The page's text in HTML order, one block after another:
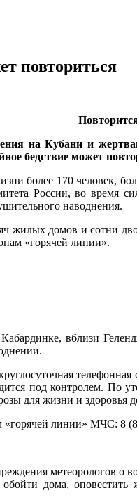
повториться
на Кубани и
бедствие может
более 170 человек,
России, во время
наводнения.
жилых домов и сотни
«горячей линии».
вблизи
под контролем. По
для жизни и здоровья
линии» МЧС: 8
метеорологов
дома,